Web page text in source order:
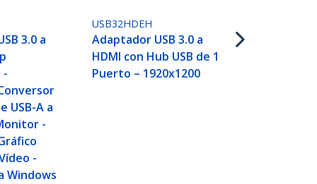
3.0 a
-
USB-A a
-
-
Windows
USB32HDEH
Adaptador USB 3.0 a
HDMI con Hub USB de 1
Puerto – 1920x1200